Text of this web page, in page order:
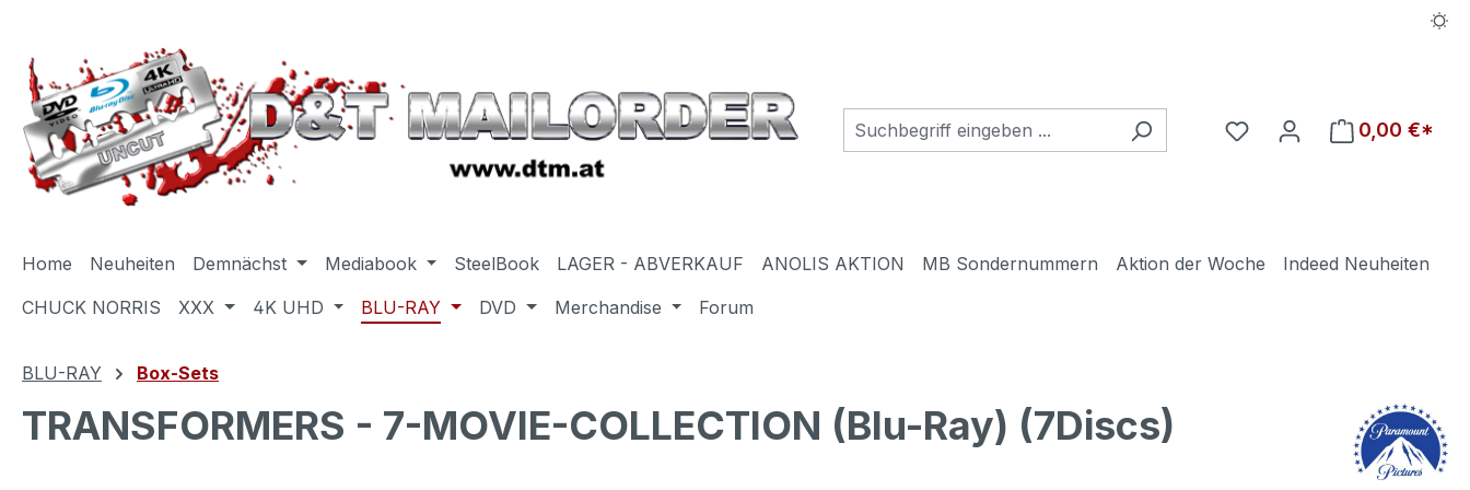
Du hast 0 Produkte auf
0,00 €*
Home Neuheiten Demnächst Mediabook SteelBook LAGER - ABVERKAUF ANOLIS AKTION MB Sondernummern Aktion der Woche
Indeed Neuheiten
CHUCK NORRIS
XXX 4K UHD BLU-RAY DVD Merchandise Forum
BLU-RAY Box-Sets
TRANSFORMERS - 7-MOVIE-COLLECTION (Blu-Ray) (7Discs)